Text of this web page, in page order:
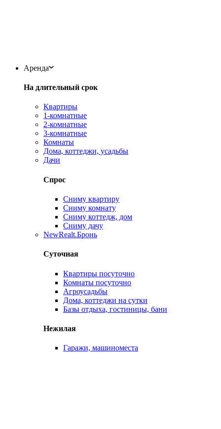
Аренда
На длительный срок
Квартиры
1-комнатные
2-комнатные
3-комнатные
Комнаты
Дома, коттеджи, усадьбы
Дачи
Спрос
Сниму квартиру
Сниму комнату
Сниму коттедж, дом
Сниму дачу
NewRealt.Бронь
Суточная
Квартиры посуточно
Комнаты посуточно
Агроусадьбы
Дома, коттеджи на сутки
Базы отдыха, гостиницы, бани
Нежилая
Гаражи, машиноместа